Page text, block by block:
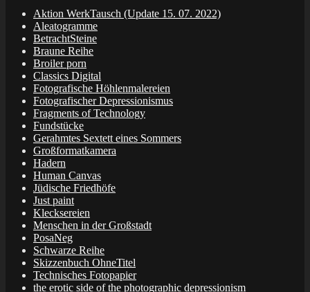
Aktion WerkTausch (Update 15. 07. 2022)
Aleatogramme
BetrachtSteine
Braune Reihe
Broiler porn
Classics Digital
Fotografische Höhlenmalereien
Fotografischer Depressionismus
Fragments of Technology
Fundstücke
Gerahmtes Sextett eines Sommers
Großformatkamera
Hadern
Human Canvas
Jüdische Friedhöfe
Just paint
Klecksereien
Menschen in der Großstadt
PosaNeg
Schwarze Reihe
Skizzenbuch OhneTitel
Technisches Fotopapier
the erotic side of the photographic depressionism